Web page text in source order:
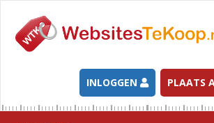
INLOGGEN PLAATS